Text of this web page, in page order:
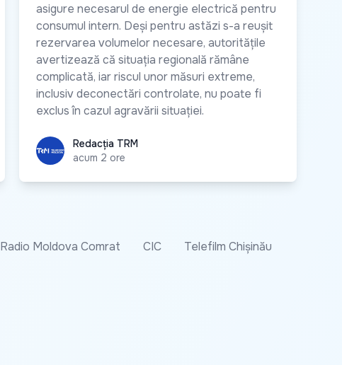
asigure necesarul de energie electrică pentru
consumul intern. Deși pentru astăzi s-a reușit
rezervarea volumelor necesare, autoritățile
avertizează că situația regională rămâne
complicată, iar riscul unor măsuri extreme,
inclusiv deconectări controlate, nu poate fi
exclus în cazul agravării situației.
Redacția TRM
Redacția TRM
acum 2 ore
Radio Moldova Comrat CIC
Telefilm Chișinău